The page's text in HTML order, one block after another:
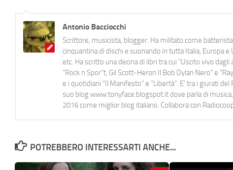
Antonio Bacciocchi
Scrittore, musicista, blogger. Ha militato come
cinquantina di dischi e suonando in tutta Italia, Europa
etc. Ha scritto una decina di libri tra cui "Uscito vivo
"Rock n Spor"t, Gil Scott-Heron Il Bob Dylan Nero" e
e i quotidiani “Il Manifesto” e “Libertà”. E' tra i giurati
suo blog www.tonyface.blogspot.it dove parla di
2016 come miglior blog italiano. Collabora con
POTREBBERO INTERESSARTI ANCHE...